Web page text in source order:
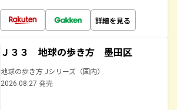
詳細を見る
Ｊ３３ 地球の歩き方 墨田区
地球の歩き方 Jシリーズ（国内）
2026.08.27 発売